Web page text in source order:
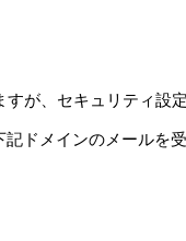
が、セキュリティ
ドメインのメール